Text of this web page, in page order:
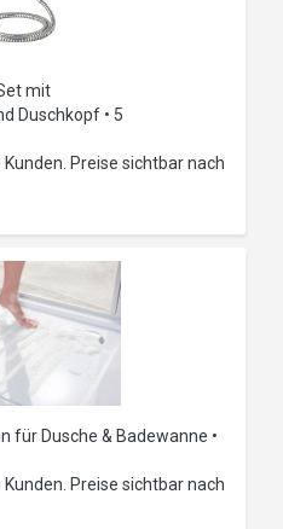
mit
Duschkopf • 5
Preise sichtbar nach
für Dusche & Badewanne •
Preise sichtbar nach